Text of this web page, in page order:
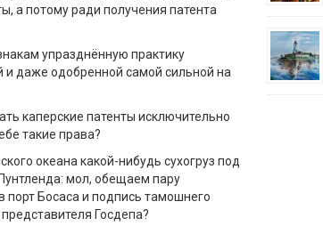
, а потомуради получения патента
ам упразднённую практику
и даже одобренной самой сильной на
каперские патенты исключительно
такие права?
океана какой-нибудь сухогруз под
Пунтленда: мол, обещаем пару
порт Босаса и подпись тамошнего
Госдепа?